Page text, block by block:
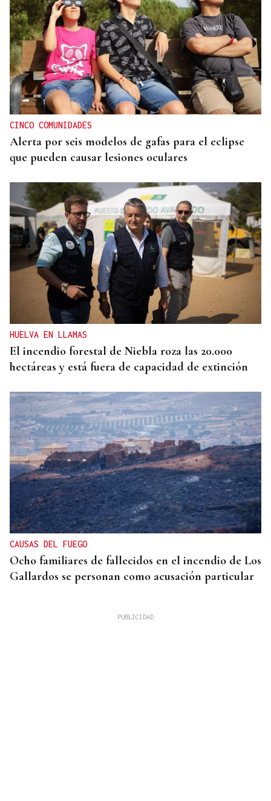
HELICOPTERO MEDICALIZADO
Un motorista en estado grave tras una colisión en
Velle
CINCO COMUNIDADES
Alerta por seis modelos de gafas para el eclipse
que pueden causar lesiones oculares
HUELVA EN LLAMAS
El incendio forestal de Niebla roza las 20.000
hectáreas y está fuera de capacidad de extinción
CAUSAS DEL FUEGO
Ocho familiares de fallecidos en el incendio de Los
Gallardos se personan como acusación particular